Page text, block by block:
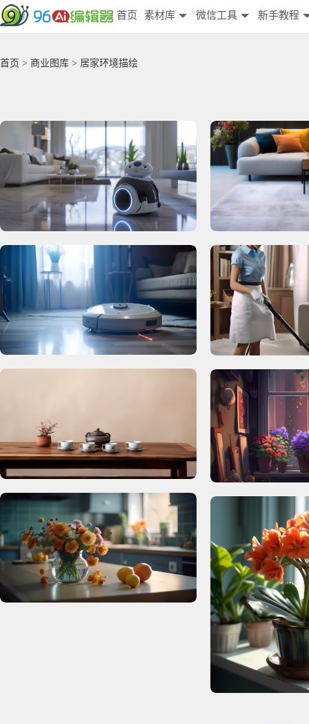
首页 素材库 微信工具 新手教程
首页 > 商业图库 > 居家环境描绘